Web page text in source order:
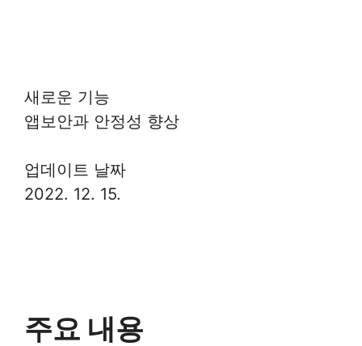
새로운 기능
앱보안과 안정성 향상
업데이트 날짜
2022. 12. 15.
주요 내용